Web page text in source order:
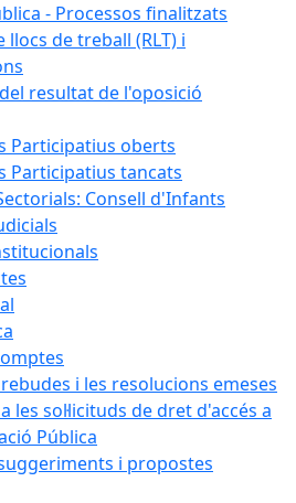
- Processos finalitzats
llocs de treball (RLT) i
resultat de l'oposició
Participatius oberts
Participatius tancats
Consell d'Infants
i les resolucions emeses
les sol·licituds de dret d'accés a
Pública
i propostes